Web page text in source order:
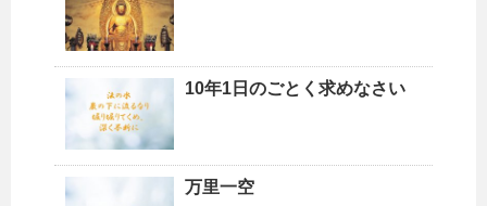
10年1日のごとく求めなさい
万里一空